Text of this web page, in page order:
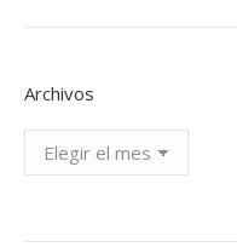
Archivos